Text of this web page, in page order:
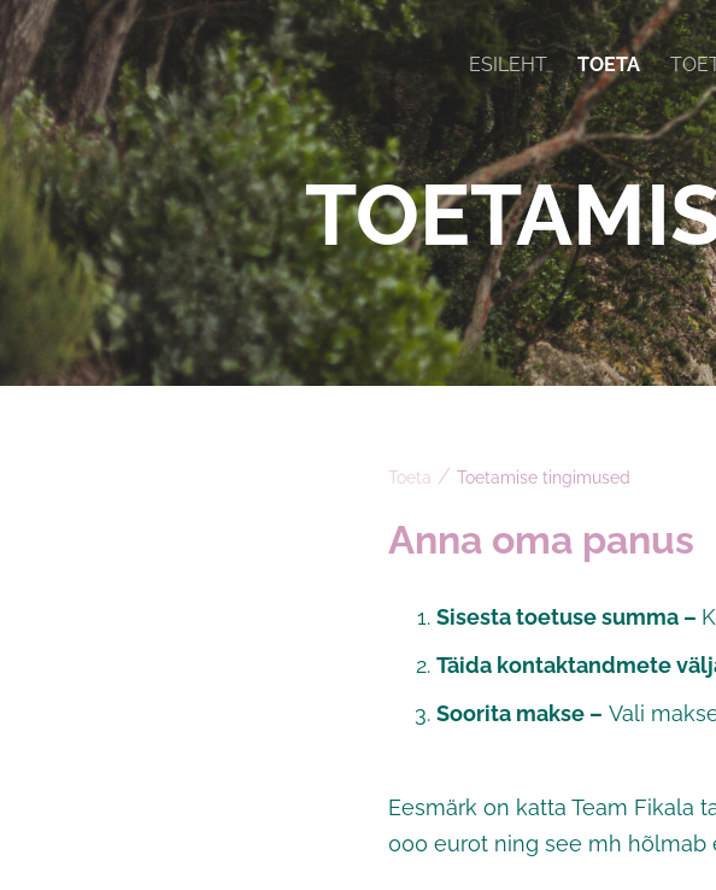
ESILEHT TOETA
Toeta / Toetamise tingimused
Anna oma panus
Sisesta toetuse summa –
Täida kontaktandmete
Soorita makse – Vali
Eesmärk on katta Team Fikala
000 eurot ning see mh hõlmab